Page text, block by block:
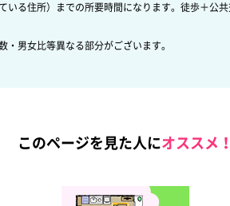
る住所）までの所要時間になります。徒歩＋公
男女比等異なる部分がございます。
このページを見た人にオススメ！